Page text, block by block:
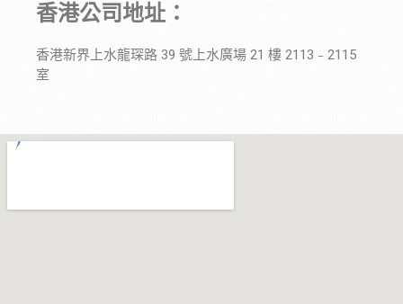
香港公司地址：
香港新界上水龍琛路 39 號上水廣場 21 樓 2113﹣2115
室